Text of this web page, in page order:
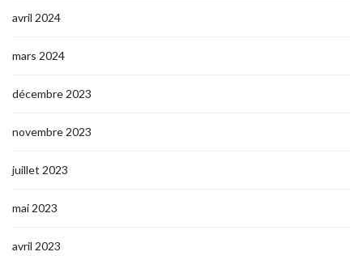
avril 2024
mars 2024
décembre 2023
novembre 2023
juillet 2023
mai 2023
avril 2023